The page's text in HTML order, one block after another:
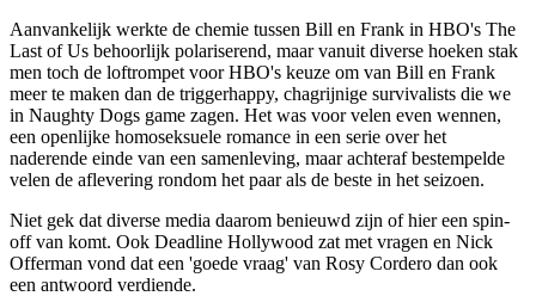
Aanvankelijk werkte de chemie tussen Bill en Frank in HBO's The
Last of Us behoorlijk polariserend, maar vanuit diverse hoeken stak
men toch de loftrompet voor HBO's keuze om van Bill en Frank
meer te maken dan de triggerhappy, chagrijnige survivalists die we
in Naughty Dogs game zagen. Het was voor velen even wennen,
een openlijke homoseksuele romance in een serie over het
naderende einde van een samenleving, maar achteraf bestempelde
velen de aflevering rondom het paar als de beste in het seizoen.
Niet gek dat diverse media daarom benieuwd zijn of hier een spin-
off van komt. Ook Deadline Hollywood zat met vragen en Nick
Offerman vond dat een 'goede vraag' van Rosy Cordero dan ook
een antwoord verdiende.